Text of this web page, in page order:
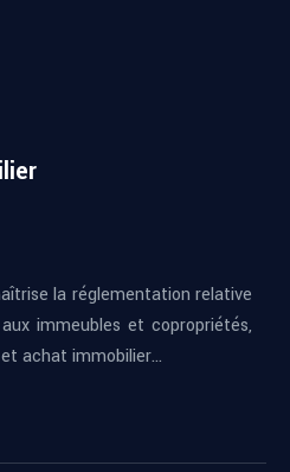
la réglementation relative
immeubles et copropriétés,
achat immobilier…